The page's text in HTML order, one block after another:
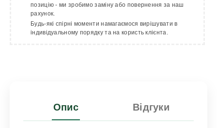
позицію - ми зробимо заміну або повернення за наш
рахунок.
Будь-які спірні моменти намагаємося вирішувати в
індивідуальному порядку та на користь клієнта.
Опис Відгуки